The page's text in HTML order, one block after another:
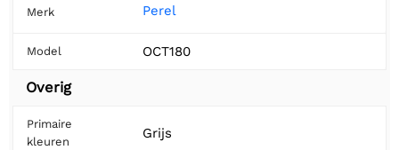
Merk Perel
Model OCT180
Overig
Primaire
kleuren
Grijs